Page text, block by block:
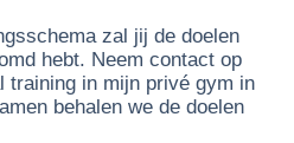
zal jij de doelen
hebt. Neem contact op
training in mijn privé gym in
behalen we de doelen